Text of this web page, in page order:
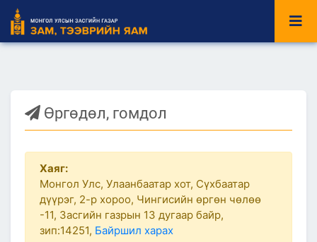
Өргөдөл, гомдол
Хаяг:
Монгол Улс, Улаанбаатар хот, Сүхбаатар
дүүрэг, 2-р хороо, Чингисийн өргөн чөлөө
-11, Засгийн газрын 13 дугаар байр,
зип:14251, Байршил харах